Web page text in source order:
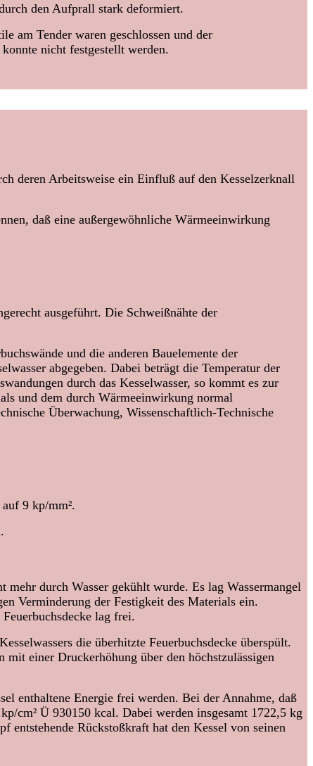
den Aufprall stark deformiert.
am Tender waren geschlossen und der
nicht festgestellt werden.
deren Arbeitsweise ein Einfluß auf den Kesselzerknall
daß eine außergewöhnliche Wärmeeinwirkung
ausgeführt. Die Schweißnähte der
und die anderen Bauelemente der
abgegeben. Dabei beträgt die Temperatur der
durch das Kesselwasser, so kommt es zur
und dem durch Wärmeeinwirkung normal
Überwachung, Wissenschaftlich-Technische
9 kp/mm².
durch Wasser gekühlt wurde. Es lag Wassermangel
Verminderung der Festigkeit des Materials ein.
lag frei.
die überhitzte Feuerbuchsdecke überspült.
mit einer Druckerhöhung über den höchstzulässigen
enthaltene Energie frei werden. Bei der Annahme, daß
cm² Ü 930150 kcal. Dabei werden insgesamt 1722,5 kg
entstehende Rückstoßkraft hat den Kessel von seinen